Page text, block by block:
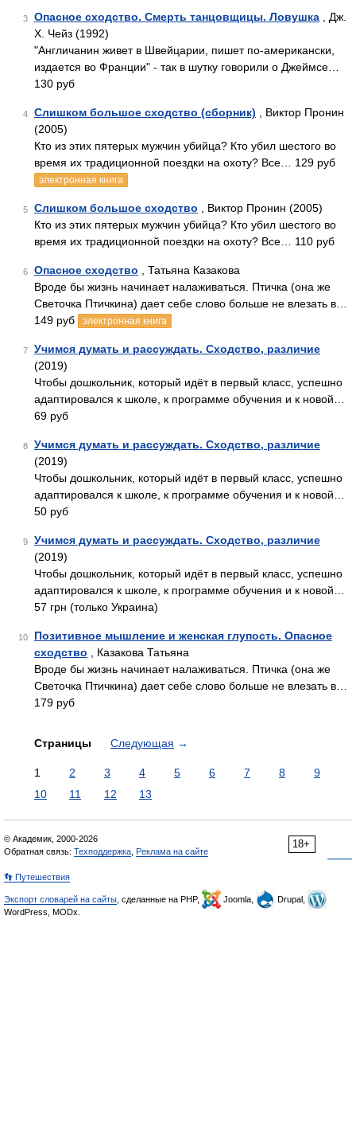
3 Опасное сходство. Смерть танцовщицы. Ловушка , Дж.
Х. Чейз (1992)
"Англичанин живет в Швейцарии, пишет по-американски,
издается во Франции" - так в шутку говорили о Джеймсе…
130 руб
4 Слишком большое сходство (сборник) , Виктор Пронин
(2005)
Кто из этих пятерых мужчин убийца? Кто убил шестого во
время их традиционной поездки на охоту? Все… 129 руб
электронная книга
5 Слишком большое сходство , Виктор Пронин (2005)
Кто из этих пятерых мужчин убийца? Кто убил шестого во
время их традиционной поездки на охоту? Все… 110 руб
6 Опасное сходство , Татьяна Казакова
Вроде бы жизнь начинает налаживаться. Птичка (она же
Светочка Птичкина) дает себе слово больше не влезать в…
149 руб
электронная книга
7
Учимся думать и рассуждать. Сходство, различие
(2019)
Чтобы дошкольник, который идёт в первый класс, успешно
адаптировался к школе, к программе обучения и к новой…
69 руб
8
Учимся думать и рассуждать. Сходство, различие
(2019)
Чтобы дошкольник, который идёт в первый класс, успешно
адаптировался к школе, к программе обучения и к новой…
50 руб
9
Учимся думать и рассуждать. Сходство, различие
(2019)
Чтобы дошкольник, который идёт в первый класс, успешно
адаптировался к школе, к программе обучения и к новой…
57 грн (только Украина)
10
Позитивное мышление и женская глупость. Опасное
сходство , Казакова Татьяна
Вроде бы жизнь начинает налаживаться. Птичка (она же
Светочка Птичкина) дает себе слово больше не влезать в…
179 руб
Страницы Следующая →
1 2 3 4 5 6 7 8
9
10
11 12 13
18+
© Академик, 2000-2026
Обратная связь: Техподдержка Реклама на сайте
👣 Путешествия
Экспорт словарей на сайты , сделанные на PHP, Joomla,
Drupal,
WordPress, MODx.